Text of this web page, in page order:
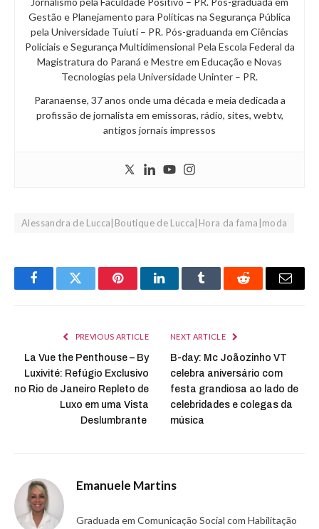
Gestão e Planejamento para Políticas na Segurança Pública
pela Universidade Tuiuti – PR. Pós-graduanda em Ciências
Policiais e Segurança Multidimensional Pela Escola Federal da
Magistratura do Paraná e Mestre em Educação e Novas
Tecnologias pela Universidade Uninter – PR.
Paranaense, 37 anos onde uma década e meia dedicada a
profissão de jornalista em emissoras, rádio, sites, webtv,
antigos jornais impressos
Alessandra de Lucca|Boutique de Lucca|Hora da fama|moda
FacebookTwitter PinterestLinkedInTumblr Reddit Email
PREVIOUS ARTICLE
La Vue the Penthouse – By
Luxivité: Refúgio Exclusivo
no Rio de Janeiro Repleto de
Luxo em uma Vista
Deslumbrante
NEXT ARTICLE
B-day: Mc Joãozinho VT
celebra aniversário com
festa grandiosa ao lado de
celebridades e colegas da
música
Emanuele Martins
Graduada em Comunicação Social com Habilitação